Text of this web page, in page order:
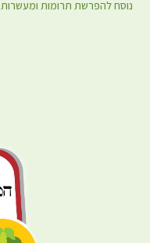
נוסח להפרשת תרומות ומעשרות